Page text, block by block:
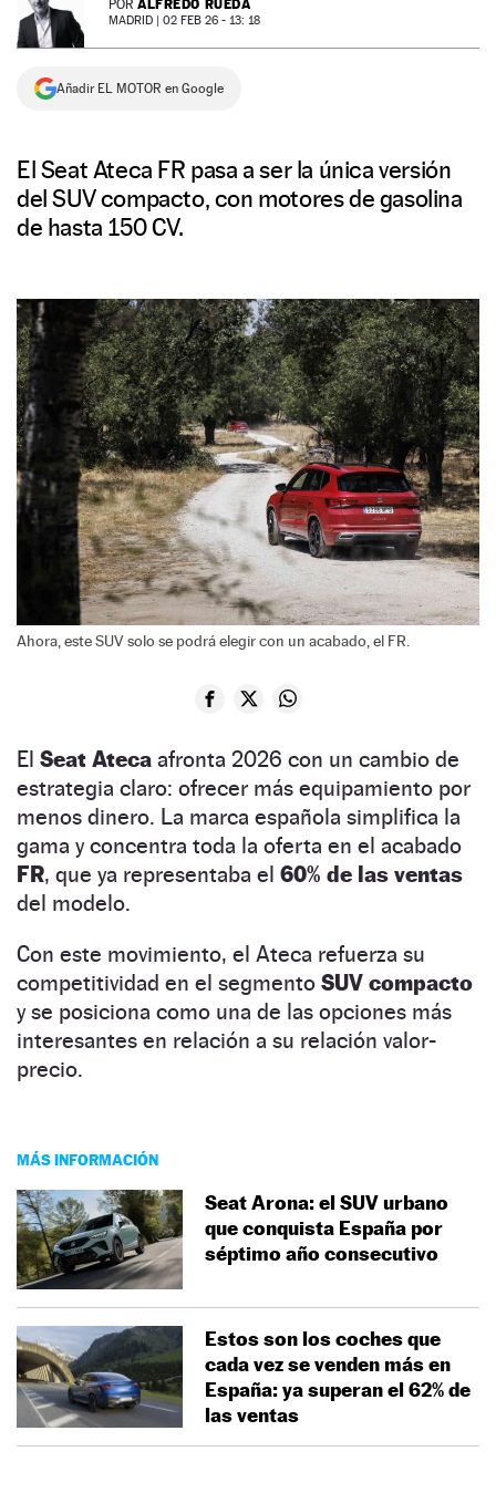
NEWSLETTER
SÍGUENOS
POR ALFREDO RUEDA
MADRID | 02 FEB 26 - 13: 18
Añadir EL MOTOR en Google
El Seat Ateca FR pasa a ser la única versión
del SUV compacto, con motores de gasolina
de hasta 150 CV.
Ahora, este SUV solo se podrá elegir con un acabado, el FR.
El Seat Ateca afronta 2026 con un cambio de
estrategia claro: ofrecer más equipamiento por
menos dinero. La marca española simplifica la
gama y concentra toda la oferta en el acabado
FR, que ya representaba el 60% de las ventas
del modelo.
Con este movimiento, el Ateca refuerza su
competitividad en el segmento SUV compacto
y se posiciona como una de las opciones más
interesantes en relación a su relación valor-
precio.
MÁS INFORMACIÓN
Seat Arona: el SUV urbano
que conquista España por
séptimo año consecutivo
Estos son los coches que
cada vez se venden más en
España: ya superan el 62% de
las ventas